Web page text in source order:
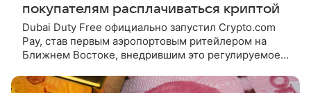
покупателям расплачиваться криптой
Dubai Duty Free официально запустил Crypto.com
Pay, став первым аэропортовым ритейлером на
Ближнем Востоке, внедрившим это регулируемое
требованиям клиенты